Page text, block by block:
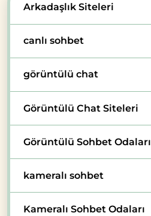
Arkadaşlık Siteleri
canlı sohbet
görüntülü chat
Görüntülü Chat Siteleri
Görüntülü Sohbet Odaları
kameralı sohbet
Kameralı Sohbet Odaları